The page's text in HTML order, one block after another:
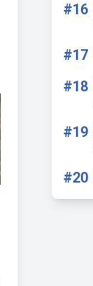
#16
#17
#18
#19
#20